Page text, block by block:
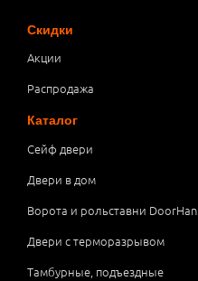
Скидки
Акции
Распродажа
Каталог
Сейф двери
Двери в дом
Ворота и рольставни DoorHan
Двери с терморазрывом
Тамбурные, подъездные